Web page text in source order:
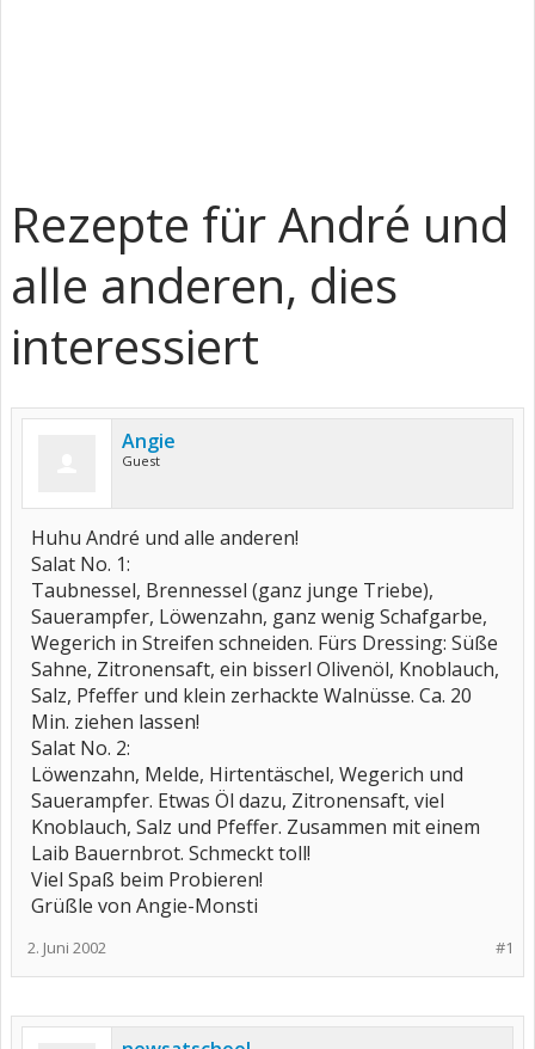
Rezepte für André und
alle anderen, dies
interessiert
Angie
Guest
Huhu André und alle anderen!
Salat No. 1:
Taubnessel, Brennessel (ganz junge Triebe),
Sauerampfer, Löwenzahn, ganz wenig Schafgarbe,
Wegerich in Streifen schneiden. Fürs Dressing: Süße
Sahne, Zitronensaft, ein bisserl Olivenöl, Knoblauch,
Salz, Pfeffer und klein zerhackte Walnüsse. Ca. 20
Min. ziehen lassen!
Salat No. 2:
Löwenzahn, Melde, Hirtentäschel, Wegerich und
Sauerampfer. Etwas Öl dazu, Zitronensaft, viel
Knoblauch, Salz und Pfeffer. Zusammen mit einem
Laib Bauernbrot. Schmeckt toll!
Viel Spaß beim Probieren!
Grüßle von Angie-Monsti
#1
2. Juni 2002